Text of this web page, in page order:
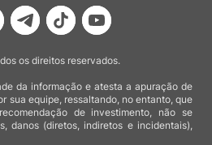
os direitos reservados.
da informação e atesta a apuração de
sua equipe, ressaltando, no entanto, que
de investimento, não se
danos (diretos, indiretos e incidentais),